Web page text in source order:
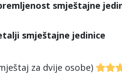
smještajne
smještajne jedinice
za dvije osobe)